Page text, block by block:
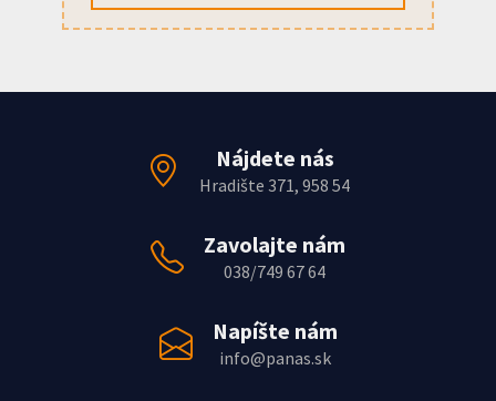
Nájdete nás
Hradište 371, 958 54
Zavolajte nám
038/749 67 64
Napíšte nám
info@panas.sk